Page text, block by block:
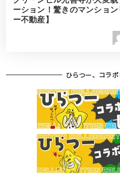
ーション！驚きのマンショ
ー不動産】
ひらつー、コラ